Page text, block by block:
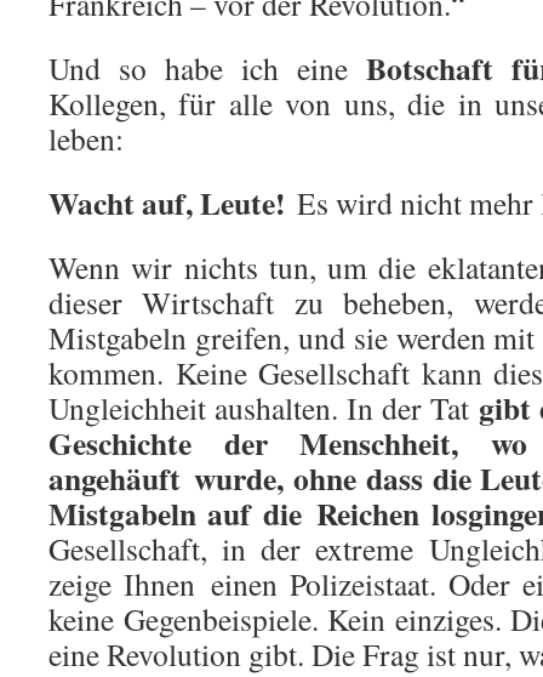
Und so habe ich eine Botschaft
Kollegen, für alle von uns, die in
leben:
Wacht auf, Leute! Es wird nicht mehr
Wenn wir nichts tun, um die
dieser Wirtschaft zu beheben,
Mistgabeln greifen, und sie werden
kommen. Keine Gesellschaft kann
Ungleichheit aushalten. In der Tat gibt
Geschichte der Menschheit,
angehäuft wurde, ohne dass die
Mistgabeln auf die Reichen
Gesellschaft, in der extreme
zeige Ihnen einen Polizeistaat. Oder
keine Gegenbeispiele. Kein einziges.
eine Revolution gibt. Die Frag ist nur,